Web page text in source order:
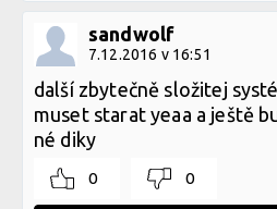
sandwolf
7.12.2016 v 16:51
další zbytečně složitej
muset starat yeaa a ještě
né diky
0 0